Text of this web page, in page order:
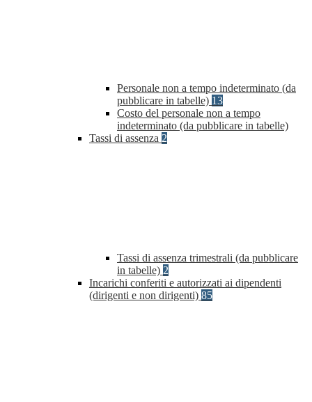
Personale non a tempo indeterminato (da
pubblicare in tabelle) 13
Costo del personale non a tempo
indeterminato (da pubblicare in tabelle)
Tassi di assenza 2
Tassi di assenza trimestrali (da pubblicare
in tabelle) 2
Incarichi conferiti e autorizzati ai dipendenti
(dirigenti e non dirigenti) 85